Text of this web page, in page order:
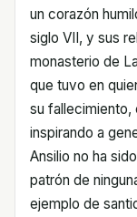
un corazón
siglo VII, y sus
monasterio de
que tuvo en
su fallecimiento,
inspirando a
Ansilio no ha
patrón de
ejemplo de